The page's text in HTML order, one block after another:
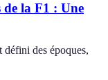
la F1 : Une
des époques,